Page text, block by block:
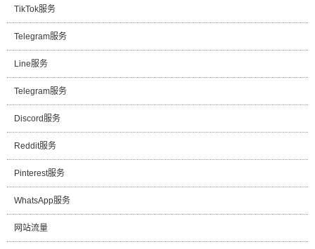
TikTok服务
Telegram服务
Line服务
Telegram服务
Discord服务
Reddit服务
Pinterest服务
WhatsApp服务
网站流量